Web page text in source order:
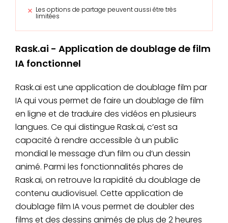
Les options de partage peuvent aussi être très
limitées
Rask.ai - Application de doublage de film
IA fonctionnel
Rask.ai est une application de doublage film par
IA qui vous permet de faire un doublage de film
en ligne et de traduire des vidéos en plusieurs
langues. Ce qui distingue Rask.ai, c’est sa
capacité à rendre accessible à un public
mondial le message d’un film ou d’un dessin
animé. Parmi les fonctionnalités phares de
Rask.ai, on retrouve la rapidité du doublage de
contenu audiovisuel. Cette application de
doublage film IA vous permet de doubler des
films et des dessins animés de plus de 2 heures